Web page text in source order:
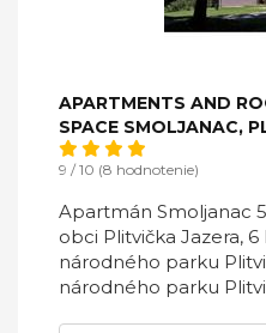
APARTMENTS AND
SPACE SMOLJANAC,
9 / 10 (8 hodnotenie)
Apartmán Smoljanac
obci Plitvička Jazera,
národného parku
národného parku